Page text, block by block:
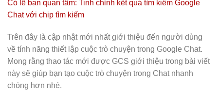
Có lẽ bạn quan tâm: Tinh chỉnh kết quả tìm kiếm Google
Chat với chip tìm kiếm
Trên đây là cập nhật mới nhất giới thiệu đến người dùng
về tính năng thiết lập cuộc trò chuyện trong Google Chat.
Mong rằng thao tác mới được GCS giới thiệu trong bài viết
này sẽ giúp bạn tạo cuộc trò chuyện trong Chat nhanh
chóng hơn nhé.